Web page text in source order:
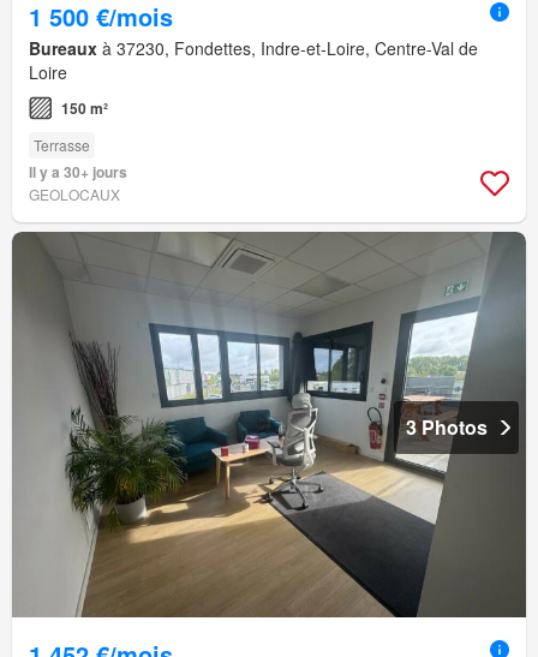
1 500 €/mois
Bureaux à 37230, Fondettes, Indre-et-Loire, Centre-Val de
Loire
150 m²
Terrasse
Il y a 30+ jours
GEOLOCAUX
3 Photos